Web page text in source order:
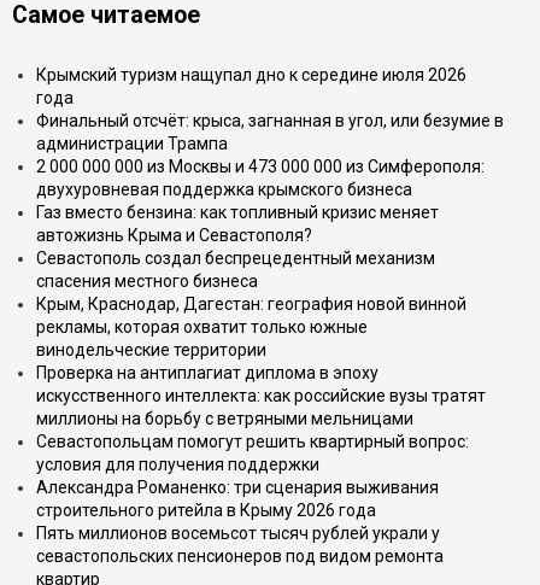
Самое читаемое
Крымский туризм нащупал дно к середине июля 2026
года
Финальный отсчёт: крыса, загнанная в угол, или безумие в
администрации Трампа
2 000 000 000 из Москвы и 473 000 000 из Симферополя:
двухуровневая поддержка крымского бизнеса
Газ вместо бензина: как топливный кризис меняет
автожизнь Крыма и Севастополя?
Севастополь создал беспрецедентный механизм
спасения местного бизнеса
Крым, Краснодар, Дагестан: география новой винной
рекламы, которая охватит только южные
винодельческие территории
Проверка на антиплагиат диплома в эпоху
искусственного интеллекта: как российские вузы тратят
миллионы на борьбу с ветряными мельницами
Севастопольцам помогут решить квартирный вопрос:
условия для получения поддержки
Александра Романенко: три сценария выживания
строительного ритейла в Крыму 2026 года
Пять миллионов восемьсот тысяч рублей украли у
севастопольских пенсионеров под видом ремонта
квартир